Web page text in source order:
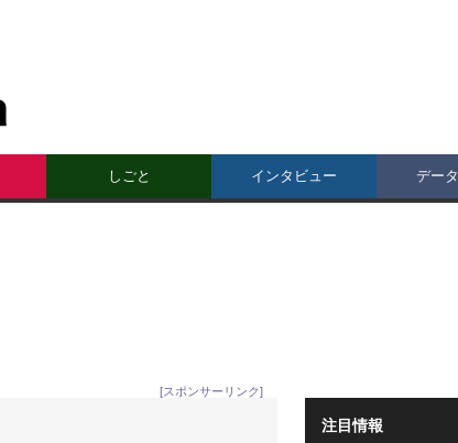
しごと インタビュー デー
[スポンサーリンク]
注目情報